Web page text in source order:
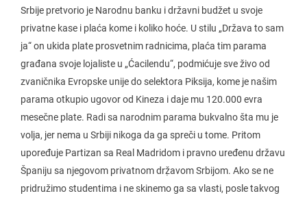
Srbije pretvorio je Narodnu banku i državni budžet u svoje
privatne kase i plaća kome i koliko hoće. U stilu „Država to sam
ja“ on ukida plate prosvetnim radnicima, plaća tim parama
građana svoje lojaliste u „Ćacilendu“, podmićuje sve živo od
zvaničnika Evropske unije do selektora Piksija, kome je našim
parama otkupio ugovor od Kineza i daje mu 120.000 evra
mesečne plate. Radi sa narodnim parama bukvalno šta mu je
volja, jer nema u Srbiji nikoga da ga spreči u tome. Pritom
upoređuje Partizan sa Real Madridom i pravno uređenu državu
Španiju sa njegovom privatnom drẓ̌avom Srbijom. Ako se ne
pridružimo studentima i ne skinemo ga sa vlasti, posle takvog